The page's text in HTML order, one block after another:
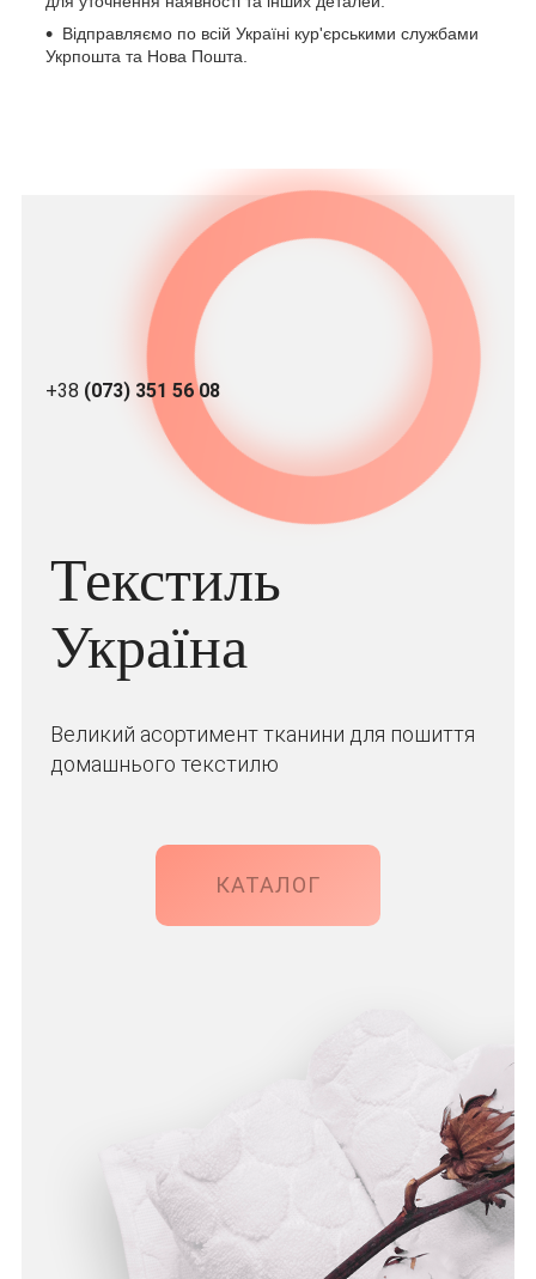
Відправляємо по всій Україні кур'єрськими службами
Укрпошта та Нова Пошта.
+38 (073) 351 56 08
Текстиль
Україна
Великий асортимент тканини для пошиття
домашнього текстилю
КАТАЛОГ